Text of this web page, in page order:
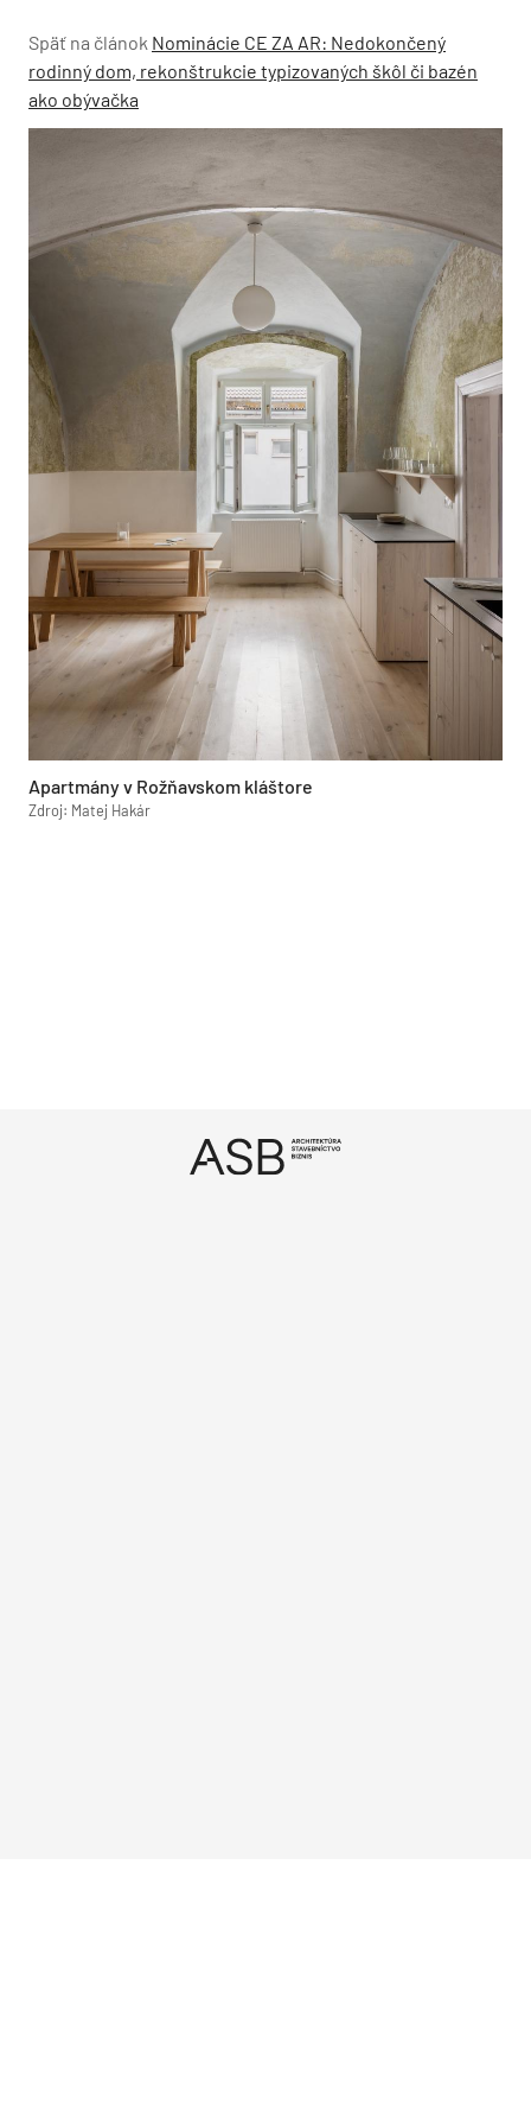
Späť na článok Nominácie CE ZA AR: Nedokončený
rodinný dom, rekonštrukcie typizovaných škôl či bazén
ako obývačka
Apartmány v Rožňavskom kláštore
Zdroj: Matej Hakár